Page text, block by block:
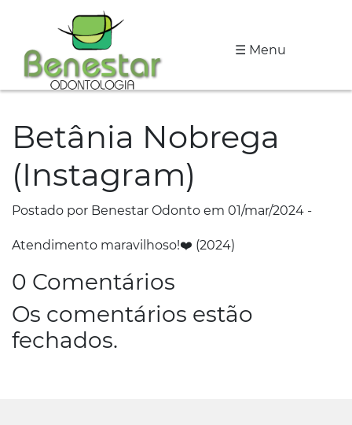
☰ Menu
A
Clínica
Especialidades
Tratamentos
Depoimentos
Dicas
Saúde
Fale
Betânia Nobrega
(Instagram)
Postado por Benestar Odonto em 01/mar/2024 -
Atendimento maravilhoso!❤️ (2024)
0 Comentários
Os comentários estão
fechados.